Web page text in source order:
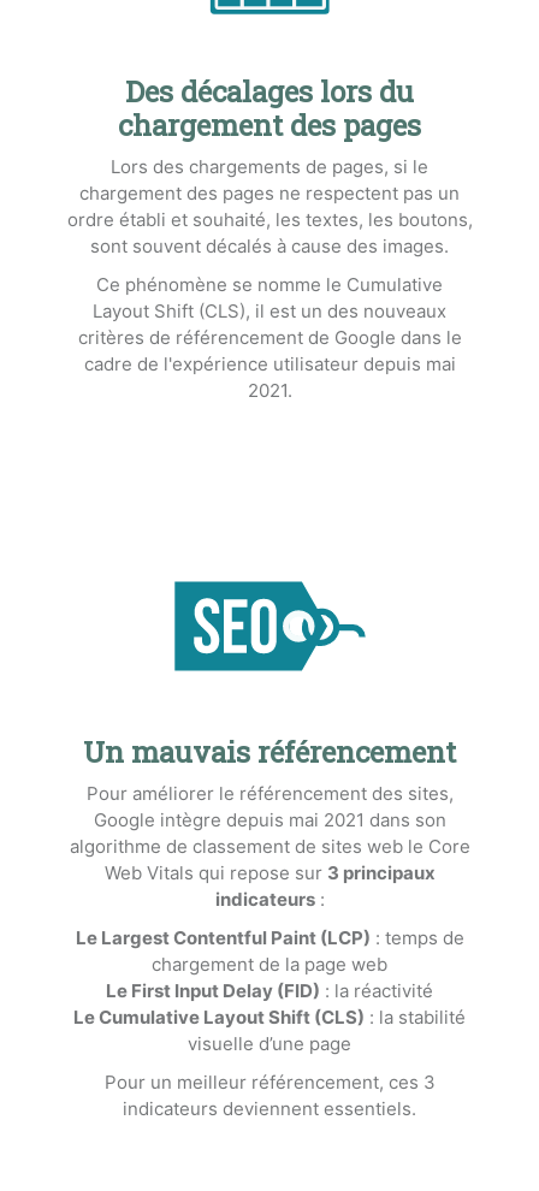
Des décalages lors du
chargement des pages
Lors des chargements de pages, si le
chargement des pages ne respectent pas un
ordre établi et souhaité, les textes, les boutons,
sont souvent décalés à cause des images.
Ce phénomène se nomme le Cumulative
Layout Shift (CLS), il est un des nouveaux
critères de référencement de Google dans le
cadre de l'expérience utilisateur depuis mai
2021.
Un mauvais référencement
Pour améliorer le référencement des sites,
Google intègre depuis mai 2021 dans son
algorithme de classement de sites web le Core
Web Vitals qui repose sur 3 principaux
indicateurs:
Le Largest Contentful Paint (LCP) : temps de
chargement de la page web
Le First Input Delay (FID) : la réactivité
Le Cumulative Layout Shift (CLS) : la stabilité
visuelle d’une page
Pour un meilleur référencement, ces 3
indicateurs deviennent essentiels.